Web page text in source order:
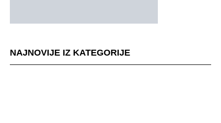
NAJNOVIJE IZ KATEGORIJE